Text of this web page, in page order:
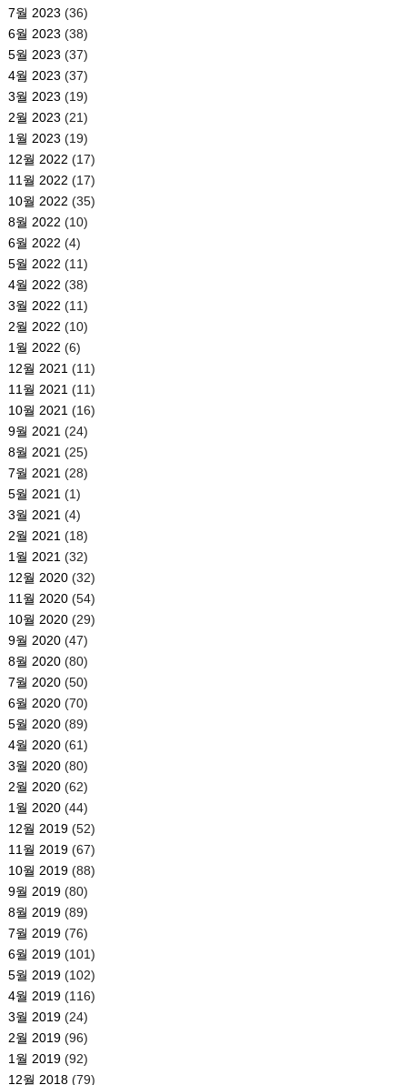
7월 2023 (36)
6월 2023 (38)
5월 2023 (37)
4월 2023 (37)
3월 2023 (19)
2월 2023 (21)
1월 2023 (19)
12월 2022 (17)
11월 2022 (17)
10월 2022 (35)
8월 2022 (10)
6월 2022 (4)
5월 2022 (11)
4월 2022 (38)
3월 2022 (11)
2월 2022 (10)
1월 2022 (6)
12월 2021 (11)
11월 2021 (11)
10월 2021 (16)
9월 2021 (24)
8월 2021 (25)
7월 2021 (28)
5월 2021 (1)
3월 2021 (4)
2월 2021 (18)
1월 2021 (32)
12월 2020(32)
11월 2020(54)
10월 2020(29)
9월 2020(47)
8월 2020(80)
7월 2020(50)
6월 2020(70)
5월 2020(89)
4월 2020(61)
3월 2020(80)
2월 2020(62)
1월 2020(44)
12월 2019(52)
11월 2019(67)
10월 2019(88)
9월 2019(80)
8월 2019(89)
7월 2019(76)
6월 2019(101)
5월 2019(102)
4월 2019(116)
3월 2019(24)
2월 2019(96)
1월 2019(92)
12월 2018(79)